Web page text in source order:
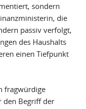
sondern
die
passiv verfolgt,
des Haushalts
einen Tiefpunkt
fragwürdige
den Begriff der